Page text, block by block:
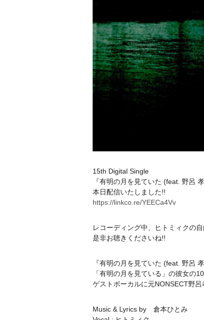
15th Digital Single
『有明の月を見ていた (feat. 野呂 孝
本日配信いたしました!!
https://linkco.re/YEECa4Vv
レコーディング中、ヒトミィクの
是非お聴きくださいね!!
『有明の月を見ていた (feat. 野呂 孝
「有明の月を見ている」の彼女の
ゲストボーカルに元NONSECT野
Music & Lyrics by 倉本ひとみ